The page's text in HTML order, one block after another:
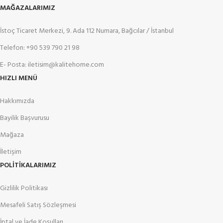
MAĞAZALARIMIZ
İstoç Ticaret Merkezi, 9. Ada 112 Numara, Bağcılar / İstanbul
Telefon: +90 539 790 21 98
E- Posta: iletisim@kalitehome.com
HIZLI MENÜ
Hakkımızda
Bayilik Başvurusu
Mağaza
İletişim
POLİTİKALARIMIZ
Gizlilik Politikası
Mesafeli Satış Sözleşmesi